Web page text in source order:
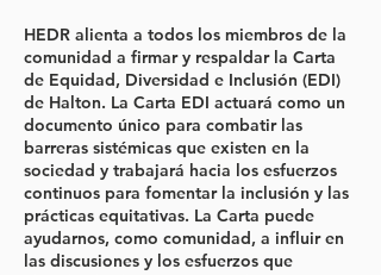
HEDR alienta a todos los miembros de la
comunidad a firmar y respaldar la Carta
de Equidad, Diversidad e Inclusión (EDI)
de Halton. La Carta EDI actuará como un
documento único para combatir las
barreras sistémicas que existen en la
sociedad y trabajará hacia los esfuerzos
continuos para fomentar la inclusión y las
prácticas equitativas. La Carta puede
ayudarnos, como comunidad, a influir en
las discusiones y los esfuerzos que